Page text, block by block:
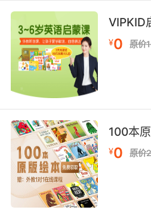
8. ford and his partner
park was in beta.
在乐园测试阶段 福特和他搭
9. ford never allowed
福特从不允许在园区外进行
10. ford's narrative. It
facility.
福特的故事线结束在一个
VIPKID
¥0 原价
100本
¥0 原价